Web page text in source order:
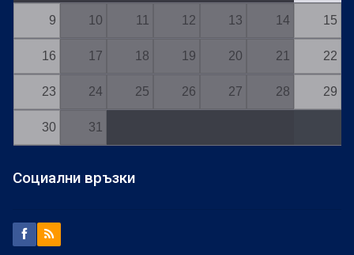
9 10 11 12 13 14 15
16 17 18 19 20 21 22
23 24 25 26 27 28 29
30 31
Социални връзки